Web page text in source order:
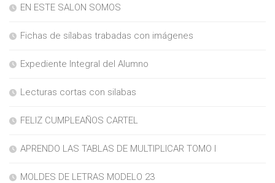
EN ESTE SALON SOMOS
Fichas de sílabas trabadas con imágenes
Expediente Integral del Alumno
Lecturas cortas con silabas
FELIZ CUMPLEAÑOS CARTEL
APRENDO LAS TABLAS DE MULTIPLICAR TOMO I
MOLDES DE LETRAS MODELO 23